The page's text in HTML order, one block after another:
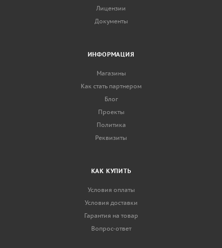
Лицензии
Документы
ИНФОРМАЦИЯ
Магазины
Как стать партнером
Блог
Проекты
Политика
Реквизиты
КАК КУПИТЬ
Условия оплаты
Условия доставки
Гарантия на товар
Вопрос-ответ